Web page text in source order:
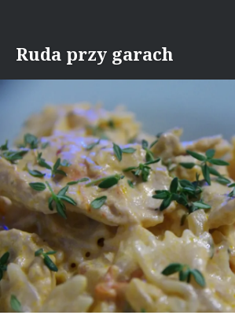
content
Ruda przy garach